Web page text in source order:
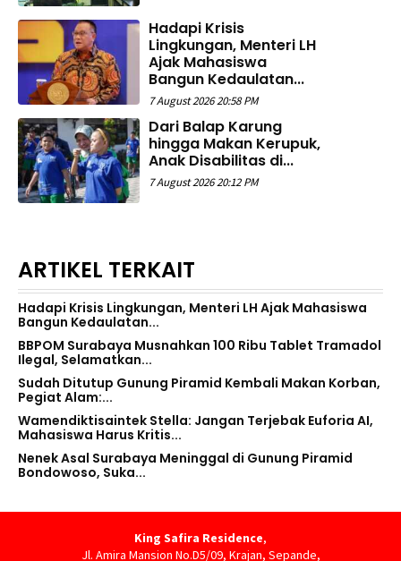
Hadapi Krisis
Lingkungan, Menteri LH
Ajak Mahasiswa
Bangun Kedaulatan...
7 August 2026 20:58 PM
Dari Balap Karung
hingga Makan Kerupuk,
Anak Disabilitas di...
7 August 2026 20:12 PM
ARTIKEL TERKAIT
Hadapi Krisis Lingkungan, Menteri LH Ajak Mahasiswa
Bangun Kedaulatan...
BBPOM Surabaya Musnahkan 100 Ribu Tablet Tramadol
Ilegal, Selamatkan...
Sudah Ditutup Gunung Piramid Kembali Makan Korban,
Pegiat Alam:...
Wamendiktisaintek Stella: Jangan Terjebak Euforia AI,
Mahasiswa Harus Kritis...
Nenek Asal Surabaya Meninggal di Gunung Piramid
Bondowoso, Suka...
King Safira Residence,
Jl. Amira Mansion No.D5/09, Krajan, Sepande,